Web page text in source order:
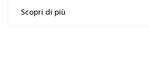
Scopri di più